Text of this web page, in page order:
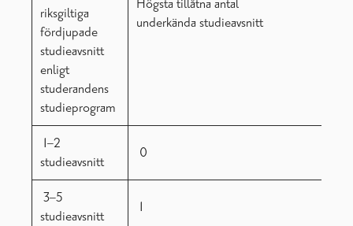
riksgiltiga
fördjupade
studieavsnitt
enligt
studerandens
studieprogram
Högsta tillåtna antal
underkända studieavsnitt
1–2
studieavsnitt
0
3–5
studieavsnitt
1